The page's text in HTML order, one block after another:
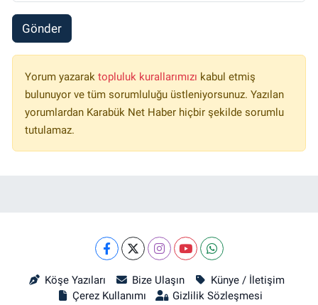
Gönder
Yorum yazarak topluluk kurallarımızı kabul etmiş
bulunuyor ve tüm sorumluluğu üstleniyorsunuz. Yazılan
yorumlardan Karabük Net Haber hiçbir şekilde sorumlu
tutulamaz.
Köşe Yazıları Bize Ulaşın
Künye / İletişim
Çerez Kullanımı
Gizlilik Sözleşmesi